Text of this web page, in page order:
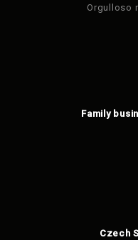
Orgulloso
Family
Czech